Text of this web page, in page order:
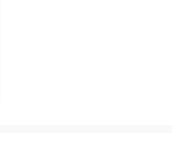
大家也可以寻找一家专业
的方案哦~